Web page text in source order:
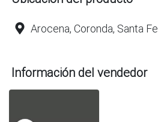
Arocena, Coronda, Santa Fe
Información del vendedor